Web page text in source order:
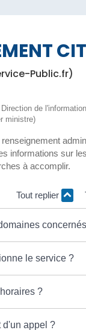
Public.fr)
de
ministre)
informations sur
à accomplir.
Tout replier
le service ?
?
d'un appel ?